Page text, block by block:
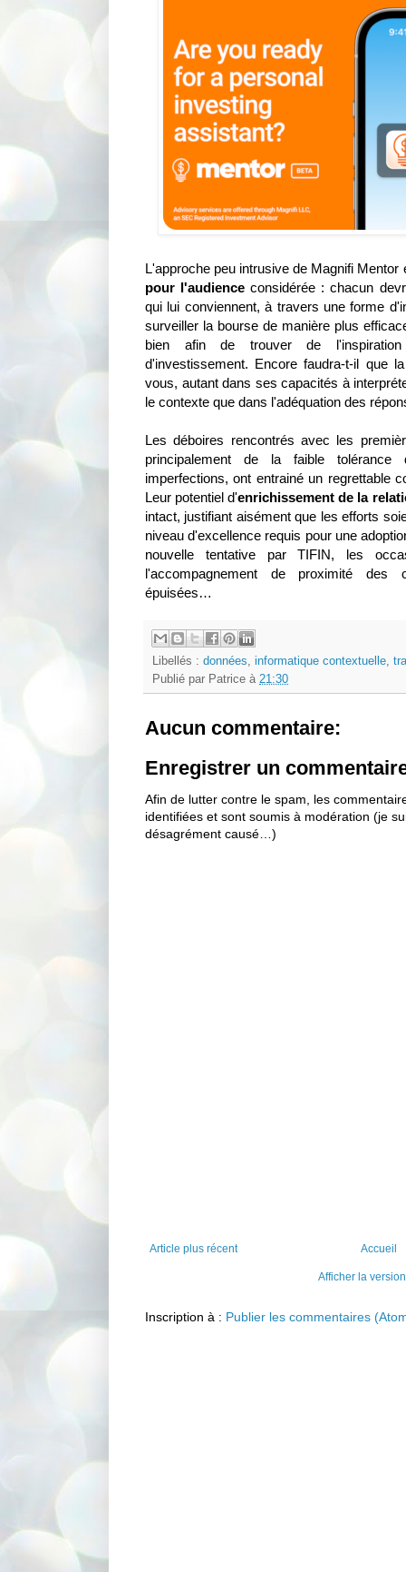
L'approche peu intrusive de Magnifi
pour l'audience considérée : chacun
qui lui conviennent, à travers une forme
surveiller la bourse de manière plus
bien afin de trouver de
d'investissement. Encore faudra-t-il que
vous, autant dans ses capacités à
le contexte que dans l'adéquation des
Les déboires rencontrés avec les
principalement de la faible tolérance
imperfections, ont entrainé un regrettable
Leur potentiel d'enrichissement de la
intact, justifiant aisément que les efforts
niveau d'excellence requis pour une
nouvelle tentative par TIFIN, les
l'accompagnement de proximité des
épuisées…
Libellés : données, informatique contextuelle,
Publié par Patrice à 21:30
Aucun commentaire:
Enregistrer un
Afin de lutter contre le spam, les
identifiées et sont soumis à modération (je
désagrément causé…)
Article plus récent Accueil
Afficher la
Inscription à : Publier les commentaires